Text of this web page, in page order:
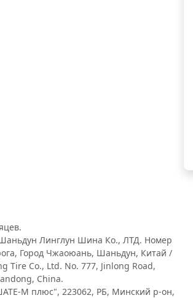
Линглун Шина Ко., ЛТД. Номер
Город Чжаоюань, Шаньдун, Китай /
Tire Co., Ltd. No. 777, Jinlong Road,
China.
М плюс", 223062, РБ, Минский р-он,